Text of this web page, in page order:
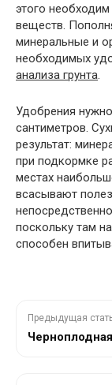
этого
веществ.
минеральные и
необходимых
анализа грунта.
Удобрения
сантиметров.
результат:
при подкормке
местах
всасывают
поскольку там
способен
Предыдущая